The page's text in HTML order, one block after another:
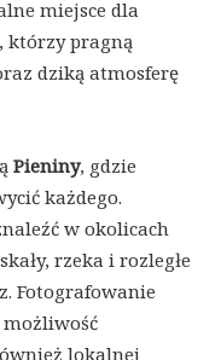
miejsce dla
którzy pragną
dziką atmosferę
Pieniny, gdzie
każdego.
w okolicach
rzeka i rozległe
Fotografowanie
lokalnej